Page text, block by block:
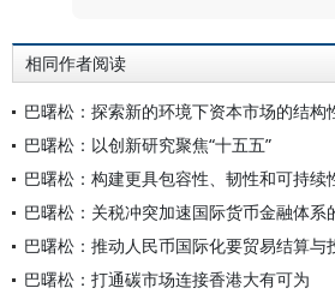
相同作者阅读
巴曙松：探索新的环境下资本市场的结构
巴曙松：以创新研究聚焦“十五五”
巴曙松：构建更具包容性、韧性和可持续
巴曙松：关税冲突加速国际货币金融体系
巴曙松：推动人民币国际化要贸易结算与
巴曙松：打通碳市场连接香港大有可为